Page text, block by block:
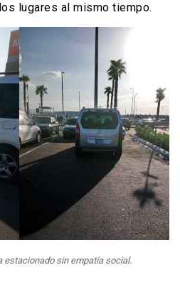
lugares al mismo tiempo.
estacionado sin empatía social.